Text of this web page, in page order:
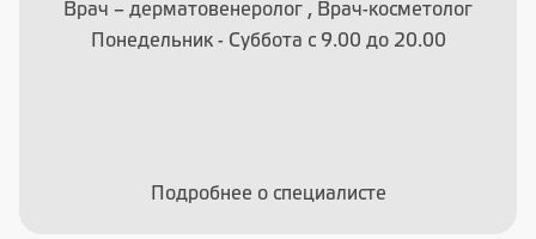
Врач – дерматовенеролог , Врач-косметолог
Понедельник - Суббота с 9.00 до 20.00
Подробнее о специалисте